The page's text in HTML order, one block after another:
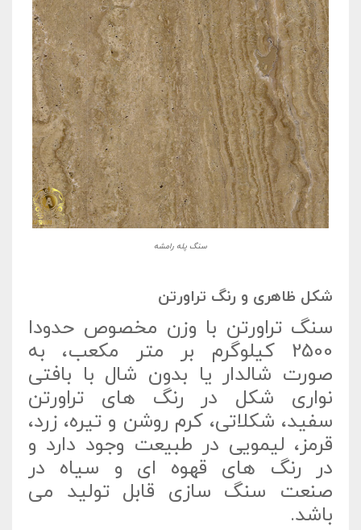
سنگ پله رامشه
شکل ظاهری و رنگ تراورتن
سنگ تراورتن با وزن مخصوص حدودا
2500 کیلوگرم بر متر مکعب، به
صورت شالدار یا بدون شال با بافتی
نواری شکل در رنگ های تراورتن
سفید، شکلاتی، کرم روشن و تیره، زرد،
قرمز، لیمویی در طبیعت وجود دارد و
در رنگ های قهوه ای و سیاه در
صنعت سنگ سازی قابل تولید می
باشد.